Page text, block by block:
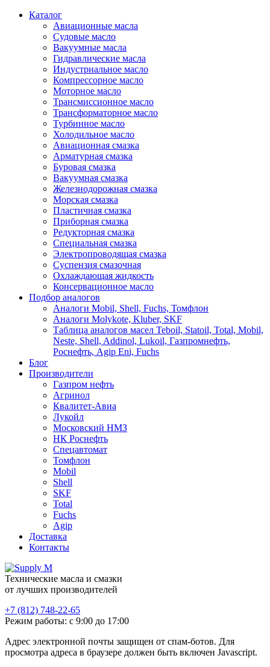
Каталог
Авиационные масла
Судовые масло
Вакуумные масла
Гидравлические масла
Индустриальное масло
Компрессорное масло
Моторное масло
Трансмиссионное масло
Трансформаторное масло
Турбинное масло
Холодильное масло
Авиационная смазка
Арматурная смазка
Буровая смазка
Вакуумная смазка
Железнодорожная смазка
Морская смазка
Пластичная смазка
Приборная смазка
Редукторная смазка
Специальная смазка
Электропроводящая смазка
Суспензия смазочная
Охлаждающая жидкость
Консервационное масло
Подбор аналогов
Аналоги Mobil, Shell, Fuchs, Томфлон
Аналоги Molykote, Kluber, SKF
Таблица аналогов масел Teboil, Statoil, Total, Mobil,
Neste, Shell, Addinol, Lukoil, Газпромнефть,
Роснефть, Agip Eni, Fuchs
Блог
Производители
Газпром нефть
Агринол
Квалитет-Авиа
Лукойл
Московский НМЗ
НК Роснефть
Спецавтомат
Томфлон
Mobil
Shell
SKF
Total
Fuchs
Agip
Доставка
Контакты
Технические масла и смазки
от лучших производителей
+7 (812) 748-22-65
Режим работы: с 9:00 до 17:00
Адрес электронной почты защищен от спам-ботов. Для
просмотра адреса в браузере должен быть включен Javascript.